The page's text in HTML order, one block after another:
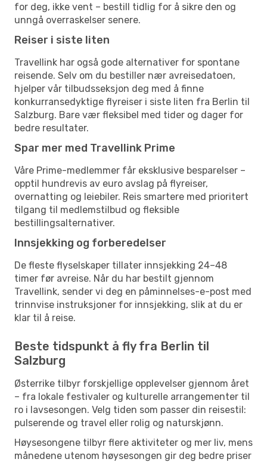
for deg, ikke vent – bestill tidlig for å sikre den og
unngå overraskelser senere.
Reiser i siste liten
Travellink har også gode alternativer for spontane
reisende. Selv om du bestiller nær avreisedatoen,
hjelper vår tilbudsseksjon deg med å finne
konkurransedyktige flyreiser i siste liten fra Berlin til
Salzburg. Bare vær fleksibel med tider og dager for
bedre resultater.
Spar mer med Travellink Prime
Våre Prime-medlemmer får eksklusive besparelser –
opptil hundrevis av euro avslag på flyreiser,
overnatting og leiebiler. Reis smartere med prioritert
tilgang til medlemstilbud og fleksible
bestillingsalternativer.
Innsjekking og forberedelser
De fleste flyselskaper tillater innsjekking 24–48
timer før avreise. Når du har bestilt gjennom
Travellink, sender vi deg en påminnelses-e-post med
trinnvise instruksjoner for innsjekking, slik at du er
klar til å reise.
Beste tidspunkt å fly fra Berlin til
Salzburg
Østerrike tilbyr forskjellige opplevelser gjennom året
– fra lokale festivaler og kulturelle arrangementer til
ro i lavsesongen. Velg tiden som passer din reisestil:
pulserende og travel eller rolig og naturskjønn.
Høysesongene tilbyr flere aktiviteter og mer liv, mens
månedene utenom høysesongen gir deg bedre priser